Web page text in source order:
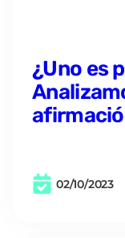
¿Uno es
02/10/2023